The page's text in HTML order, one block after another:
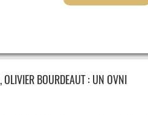
OLIVIER BOURDEAUT : UN OVNI